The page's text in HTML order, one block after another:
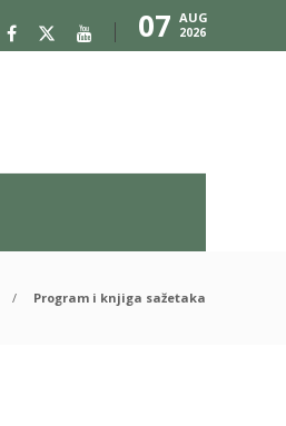
07 AUG
2026
Program i knjiga sažetaka